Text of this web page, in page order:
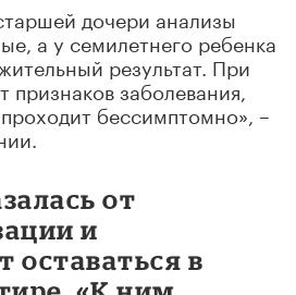
дочери анализы
а у семилетнего ребенка
результат. При
признаков заболевания,
бессимптомно», –
от
и
оставаться в